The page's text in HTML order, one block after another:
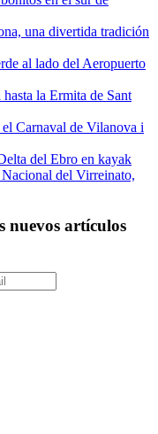
una divertida tradición
al lado del Aeropuerto
la Ermita de Sant
Carnaval de Vilanova i
del Ebro en kayak
del Virreinato,
nuevos artículos